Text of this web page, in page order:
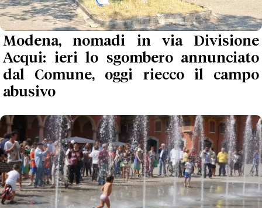
Modena, nomadi in via Divisione
Acqui: ieri lo sgombero annunciato
dal Comune, oggi riecco il campo
abusivo